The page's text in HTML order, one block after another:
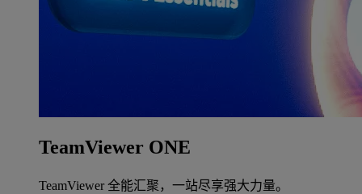
TeamViewer ONE
TeamViewer 全能汇聚，一站尽享强大力量。